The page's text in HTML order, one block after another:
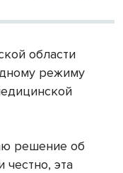
области
режиму
решение об
эта